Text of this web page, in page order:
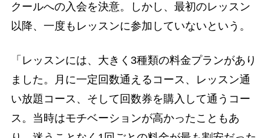
クールへの入会を決意。しかし、最初のレッスン
以降、一度もレッスンに参加していないという。
「レッスンには、大きく3種類の料金プランがあり
ました。月に一定回数通えるコース、レッスン通
い放題コース、そして回数券を購入して通うコー
ス。当時はモチベーションが高かったこともあ